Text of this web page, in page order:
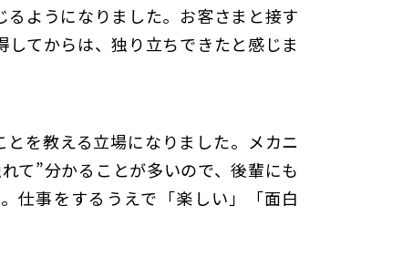
ようになりました。お客さまと接す
てからは、独り立ちできたと感じま
を教える立場になりました。メカニ
て”分かることが多いので、後輩にも
仕事をするうえで「楽しい」「面白